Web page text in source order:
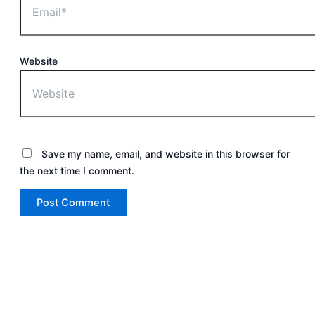
Website
Save my name, email, and website in this browser for
the next time I comment.